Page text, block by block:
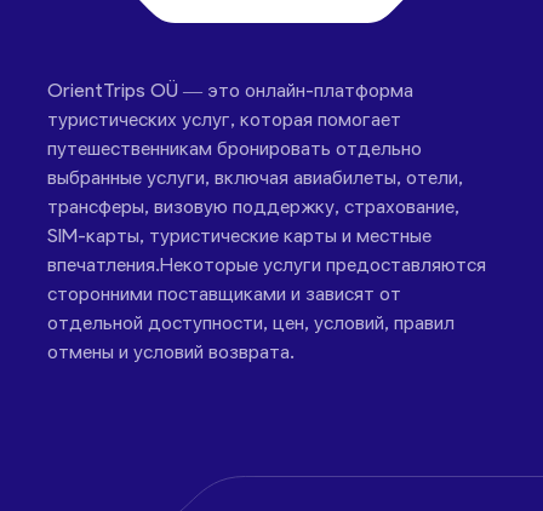
OrientTrips OÜ — это онлайн-платформа
туристических услуг, которая помогает
путешественникам бронировать отдельно
выбранные услуги, включая авиабилеты, отели,
трансферы, визовую поддержку, страхование,
SIM-карты, туристические карты и местные
впечатления.Некоторые услуги предоставляются
сторонними поставщиками и зависят от
отдельной доступности, цен, условий, правил
отмены и условий возврата.